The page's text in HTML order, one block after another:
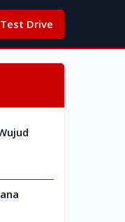
Test Drive